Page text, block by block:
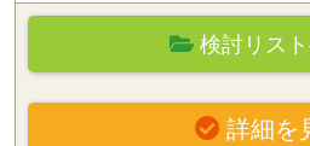
検討リス
詳細を